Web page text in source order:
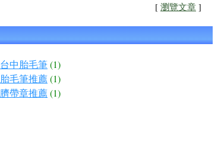
[ 瀏覽文章 ]
台中胎毛筆(1)
胎毛筆推薦(1)
臍帶章推薦(1)